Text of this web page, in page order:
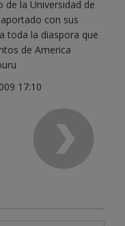
de la Universidad de
con sus
toda la diaspora que
de America
17:10